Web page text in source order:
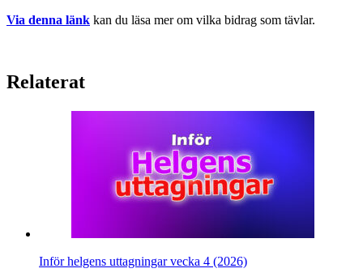
Via denna länk kan du läsa mer om vilka bidrag som tävlar.
Relaterat
Inför helgens uttagningar vecka 4 (2026)